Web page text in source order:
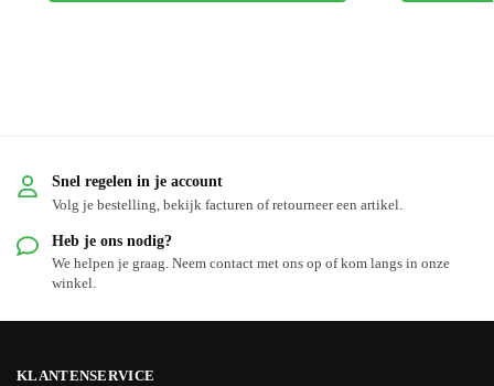
Snel regelen in je account
Volg je bestelling, bekijk facturen of retourneer een artikel.
Heb je ons nodig?
We helpen je graag. Neem contact met ons op of kom langs in onze
winkel.
KLANTENSERVICE